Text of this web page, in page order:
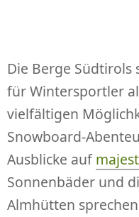
Die Berge Südtirols
für Wintersportler
vielfältigen
Snowboard-
Ausblicke auf
Sonnenbäder und
Almhütten